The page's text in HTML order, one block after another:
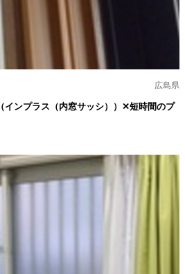
広島県
ンプラス（内窓サッシ））✕短時間のプ